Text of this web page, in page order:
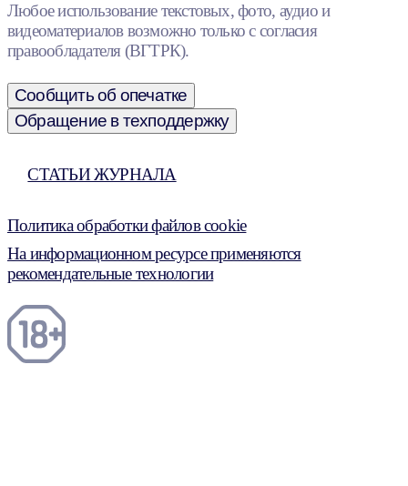
Любое использование текстовых, фото, аудио и
видеоматериалов возможно только с согласия
правообладателя (ВГТРК).
Сообщить об опечатке
Обращение в техподдержку
СТАТЬИ ЖУРНАЛА
Политика обработки файлов cookie
На информационном ресурсе применяются
рекомендательные технологии